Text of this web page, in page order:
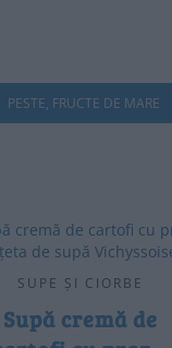
PESTE, FRUCTE DE MARE
SUPE ȘI CIORBE
Supă cremă de